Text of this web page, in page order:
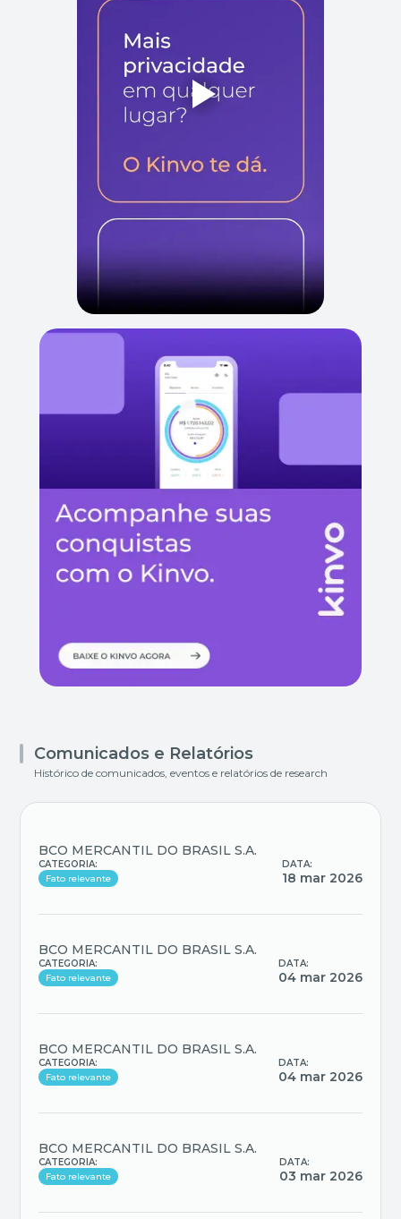
Comunicados e Relatórios
Histórico de comunicados, eventos e relatórios de research
BCO MERCANTIL DO BRASIL S.A.
CATEGORIA:
Fato relevante
DATA:
18 mar 2026
BCO MERCANTIL DO BRASIL S.A.
CATEGORIA:
Fato relevante
DATA:
04 mar 2026
BCO MERCANTIL DO BRASIL S.A.
CATEGORIA:
Fato relevante
DATA:
04 mar 2026
BCO MERCANTIL DO BRASIL S.A.
CATEGORIA:
Fato relevante
DATA:
03 mar 2026